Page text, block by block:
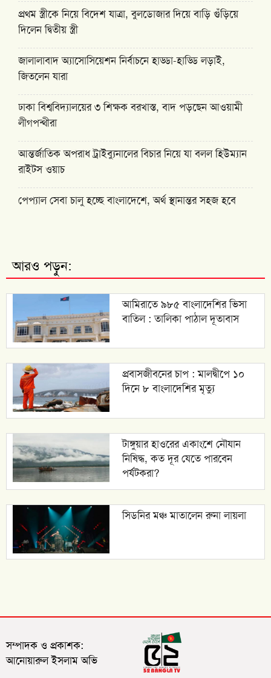
প্রথম স্ত্রীকে নিয়ে বিদেশ যাত্রা, বুলডোজার দিয়ে বাড়ি গুঁড়িয়ে
দিলেন দ্বিতীয় স্ত্রী
জালালাবাদ অ্যাসোসিয়েশন নির্বাচনে হাড্ডা-হাড্ডি লড়াই,
জিতলেন যারা
ঢাকা বিশ্ববিদ্যালয়ের ৩ শিক্ষক বরখাস্ত, বাদ পড়ছেন আওয়ামী
লীগপন্থীরা
আন্তর্জাতিক অপরাধ ট্রাইব্যুনালের বিচার নিয়ে যা বলল হিউম্যান
রাইটস ওয়াচ
পেপ্যাল সেবা চালু হচ্ছে বাংলাদেশে, অর্থ স্থানান্তর সহজ হবে
আরও পড়ুন:
আমিরাতে ৯৮৫ বাংলাদেশির ভিসা
বাতিল : তালিকা পাঠাল দূতাবাস
প্রবাসজীবনের চাপ : মালদ্বীপে ১০
দিনে ৮ বাংলাদেশির মৃত্যু
টাঙ্গুয়ার হাওরের একাংশে নৌযান
নিষিদ্ধ, কত দূর যেতে পারবেন
পর্যটকরা?
সিডনির মঞ্চ মাতালেন রুনা লায়লা
সম্পাদক ও প্রকাশক:
আনোয়ারুল ইসলাম অভি